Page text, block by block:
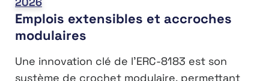
Emplois extensibles et accroches
modulaires
Une innovation clé de l’ERC-8183 est son
système de crochet modulaire, permettant